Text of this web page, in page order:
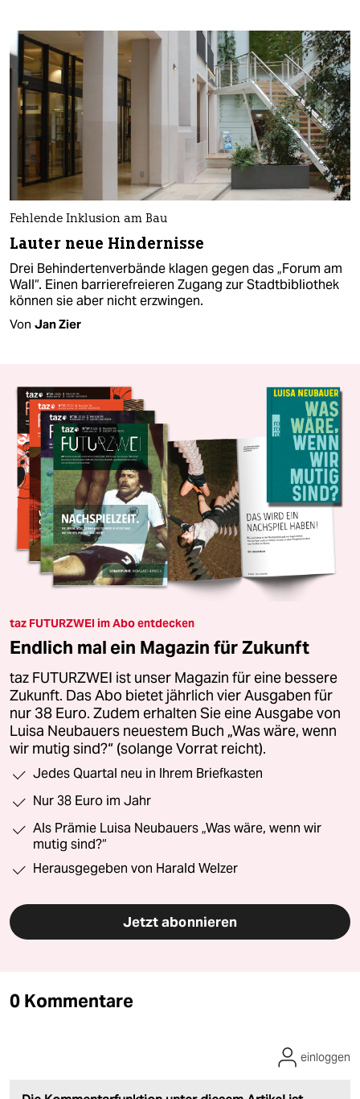
Fehlende Inklusion am Bau
Lauter neue Hindernisse
Drei Behindertenverbände klagen gegen das „Forum am
Wall“. Einen barrierefreieren Zugang zur Stadtbibliothek
können sie aber nicht erzwingen.
Von Jan Zier
taz FUTURZWEI im Abo entdecken
Endlich mal ein Magazin für Zukunft
taz FUTURZWEI ist unser Magazin für eine bessere
Zukunft. Das Abo bietet jährlich vier Ausgaben für
nur 38 Euro. Zudem erhalten Sie eine Ausgabe von
Luisa Neubauers neuestem Buch „Was wäre, wenn
wir mutig sind?“ (solange Vorrat reicht).
Jedes Quartal neu in Ihrem Briefkasten
Nur 38 Euro im Jahr
Als Prämie Luisa Neubauers „Was wäre, wenn wir
mutig sind?“
Herausgegeben von Harald Welzer
Jetzt abonnieren
0 Kommentare
einloggen